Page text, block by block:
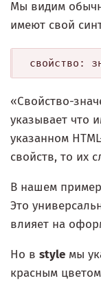
Мы видим
имеют свой
свойство:
«Свойство-
указывает что
указанном
свойств, то их
В нашем
Это
влияет на
Но в style мы
красным